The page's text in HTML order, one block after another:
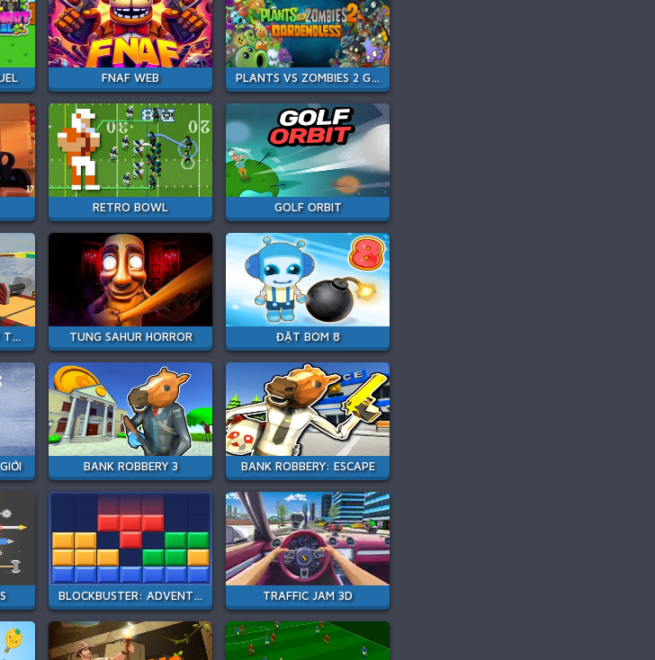
FNAF WEB PLANTS VS ZOMBIES 2 GARDENDLESS
RETRO BOWL GOLF ORBIT
REAL IMPOSSIBLE SKY TRACKS CAR DRIVING TUNG SAHUR HORROR ĐẶT BOM 8
BANK ROBBERY 3 BANK ROBBERY: ESCAPE
BLOCKBUSTER: ADVENTURES PUZZLE TRAFFIC JAM 3D